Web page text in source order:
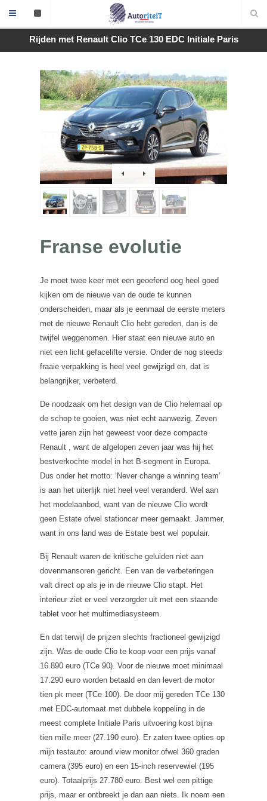
Rijden met Renault Clio TCe 130 EDC Initiale Paris
Franse evolutie
Je moet twee keer met een geoefend oog heel goed
kijken om de nieuwe van de oude te kunnen
onderscheiden, maar als je eenmaal de eerste meters
met de nieuwe Renault Clio hebt gereden, dan is de
twijfel weggenomen. Hier staat een nieuwe auto en
niet een licht gefacelifte versie. Onder de nog steeds
fraaie verpakking is heel veel gewijzigd en, dat is
belangrijker, verbeterd.
De noodzaak om het design van de Clio helemaal op
de schop te gooien, was niet echt aanwezig. Zeven
vette jaren zijn het geweest voor deze compacte
Renault , want de afgelopen zeven jaar was hij het
bestverkochte model in het B-segment in Europa.
Dus onder het motto: ‘Never change a winning team’
is aan het uiterlijk niet heel veel veranderd. Wel aan
het modelaanbod, want van de nieuwe Clio wordt
geen Estate ofwel stationcar meer gemaakt. Jammer,
want in ons land was de Estate best wel populair.
Bij Renault waren de kritische geluiden niet aan
dovenmansoren gericht. Een van de verbeteringen
valt direct op als je in de nieuwe Clio stapt. Het
interieur ziet er veel verzorgder uit met een staande
tablet voor het multimediasysteem.
En dat terwijl de prijzen slechts fractioneel gewijzigd
zijn. Was de oude Clio te koop voor een prijs vanaf
16.890 euro (TCe 90). Voor de nieuwe moet minimaal
17.290 euro worden betaald en dan levert de motor
tien pk meer (TCe 100). De door mij gereden TCe 130
met EDC-automaat met dubbele koppeling in de
meest complete Initiale Paris uitvoering kost bijna
tien mille meer (27.190 euro). Er zaten twee opties op
mijn testauto: around view monitor ofwel 360 graden
camera (395 euro) en een 15-inch reservewiel (195
euro). Totaalprijs 27.780 euro. Best wel een pittige
prijs, maar er ontbreekt je dan aan niets. Ik noem een